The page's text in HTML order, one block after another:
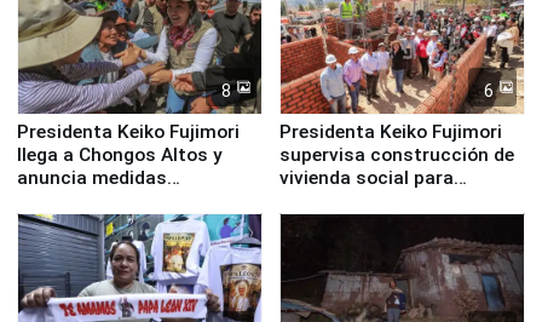
8
Presidenta Keiko Fujimori
llega a Chongos Altos y
anuncia medidas
educación, salud y empleo
6
Presidenta Keiko Fujimori
supervisa construcción de
vivienda social para